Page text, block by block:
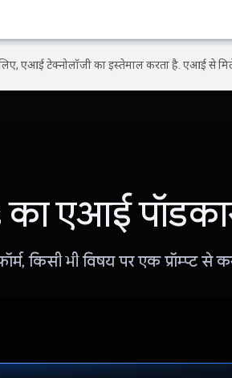
एआई टेक्नोलॉजी का इस्तेमाल करता है. एआई से
का एआई
किसी भी विषय पर एक प्रॉम्प्ट से